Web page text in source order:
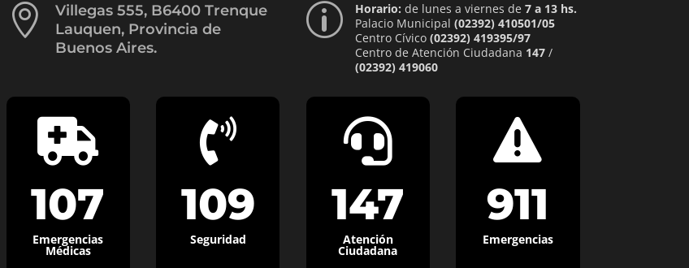

Villegas 555, B6400 Trenque
Lauquen, Provincia de
Buenos Aires.
p Horario: de lunes a viernes de 7 a 13 hs.
Palacio Municipal (02392) 410501/05
Centro Cívico (02392) 419395/97
Centro de Atención Ciudadana 147/
(02392) 419060

107
Emergencias
Médicas

109
Seguridad

147
Atención
Ciudadana

911
Emergencias